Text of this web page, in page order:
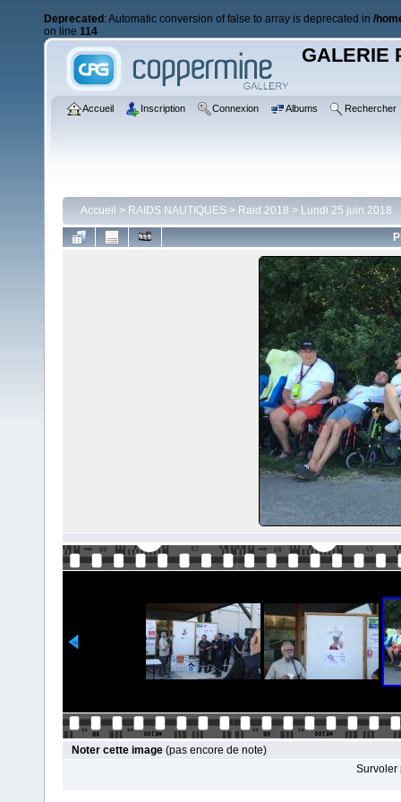
Deprecated : Automatic conversion of false to array is deprecated in /
on line 114
GALERIE
Accueil Inscription Connexion Albums Rechercher
Accueil > RAIDS NAUTIQUES > Raid 2018 > Lundi 25 juin 2018
Noter cette image (pas encore de note)
Survoler